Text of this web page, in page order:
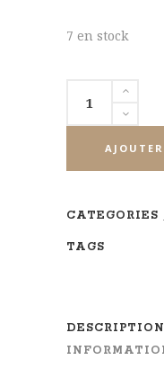
7 en stock
Draconis
CATEGORIES
TAGS
DESCRIPTION